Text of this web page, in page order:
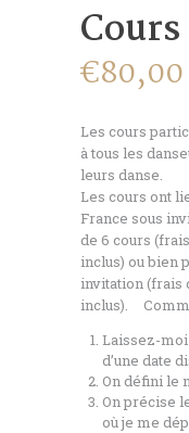
€80,00
Les cours
à tous les
leurs danse.
Les cours ont
France sous
de 6 cours
inclus) ou bien
invitation (frais
inclus).
Laissez-
d’une date
On défini le
On précise
où je me